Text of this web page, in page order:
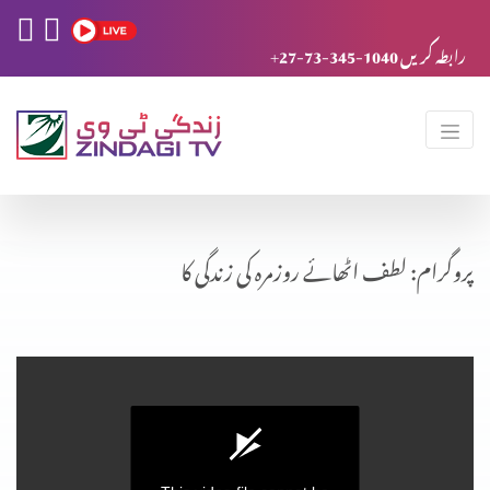
+27-73-345-1040 رابطہ کریں
پروگرام: لطف اٹھائے روزمرہ کی زندگی کا